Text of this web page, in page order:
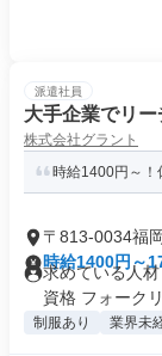
派遣社員
大手企業でリ
株式会社グラント
時給1400円～！
〒813-0034福
時給1400円～
求めている人
資格 フォーク
制服あり 業界未